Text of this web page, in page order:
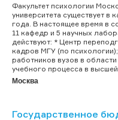
Факультет психологии
университета существует в
года. В настоящее время в
11 кафедр и 5 научных
действуют: * Центр
кадров МГУ (по
работников вузов в
учебного процесса в
Москва
Государственное